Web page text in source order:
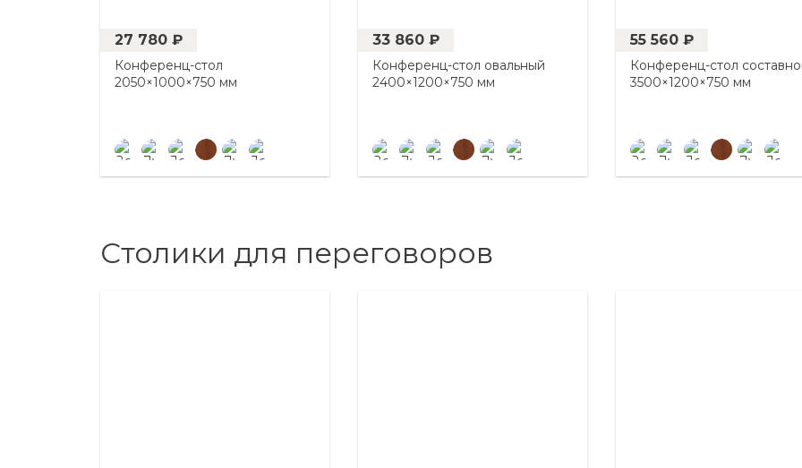
27 780 ₽
Конференц-стол
2050×1000×750 мм
33 860 ₽
Конференц-стол овальный
2400×1200×750 мм
55 560 ₽
Конференц-стол
3500×1200×750 мм
Столики для переговоров